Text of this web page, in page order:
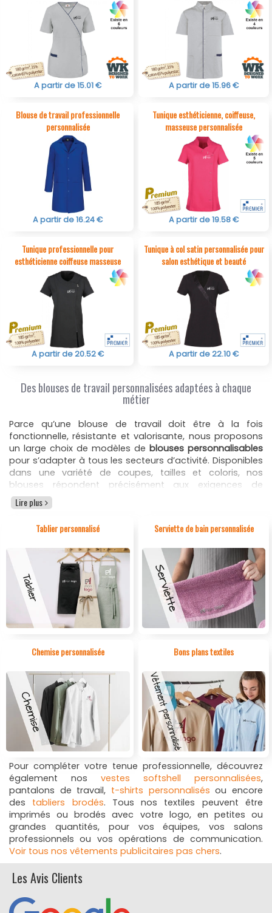
A partir de 15.01 € A partir de 15.96 €
Blouse de travail professionnelle
personnalisée
A partir de 16.24 €
Tunique esthéticienne, coiffeuse,
masseuse personnalisée
A partir de 19.58 €
Tunique professionnelle pour
esthéticienne coiffeuse masseuse
A partir de 20.52 €
Tunique à col satin personnalisée pour
salon esthétique et beauté
A partir de 22.10 €
Des blouses de travail personnalisées adaptées à chaque
métier
Parce qu’une blouse de travail doit être à la fois
fonctionnelle, résistante et valorisante, nous proposons
un large choix de modèles de blouses personnalisables
pour s’adapter à tous les secteurs d’activité. Disponibles
dans une variété de coupes, tailles et coloris, nos
blouses répondent précisément aux exigences de
chaque métier, hygiène stricte en milieu médical,
protection contre les projections en laboratoire, tenue
polyvalent pour les métiers du service et de l’entretien. La
blouse est unvêtement de sécurité personnalisable
indispensable dans de nombreux environnements
professionnels.
Blouses médicales.
Blouses laboratoire.
Blouses cuisine.
Blouses service.
Blouses esthétiques.
médecins, aides-soignants ou dentistes. Les blouses de
laboratoire répondent aux normes des environnements
pharmaceutiques, scientifiques ou industriels. Les
modèles dédiés à la cuisine assurent hygiène et liberté
de mouvement pour restaurateurs, traiteurs et brigades
culinaires. Les blouses de service et de nettoyage
conviennent aux agents d’entretien, techniciens de
surface et employés multiservices. Quant aux blouses
esthétiques, elles valorisent l’image des coiffeurs,
esthéticiennes, praticiens bien-être ou professionnels
spa. Disponibles en plusieurs matières et déclinaisons,
elles s’adaptent à toutes les morphologies et aux
exigences spécifiques de chaque profession.
Chacune de nos blouses professionnellespeut être
équipée de poches pratiques, de fermetures à pression
des stylos personnalisés
efficacement les professionnels dans leurs tâches. Avec
Lire plus
Tablier personnalisé Serviette de bain personnalisée
Chemise personnalisée Bons plans textiles
Pour compléter votre tenue professionnelle, découvrez
également nos vestes softshell personnalisées,
pantalons de travail, t-shirts personnalisés ou encore
des tabliers brodés. Tous nos textiles peuvent être
imprimés ou brodés avec votre logo, en petites ou
grandes quantités, pour vos équipes, vos salons
professionnels ou vos opérations de communication.
Voir tous nos vêtements publicitaires pas chers.
Les Avis Clients